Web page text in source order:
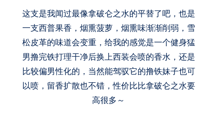
这支是我闻过最像拿破仑之水的平替了吧，也是
一支西普果香，烟熏菠萝，烟熏味渐渐削弱，雪
松皮革的味道会变重，给我的感觉是一个健身猛
男撸完铁打理干净后换上西装会喷的香水，还是
比较偏男性化的，当然能驾驭它的撸铁妹子也可
以喷，留香扩散也不错，性价比比拿破仑之水要
高很多～